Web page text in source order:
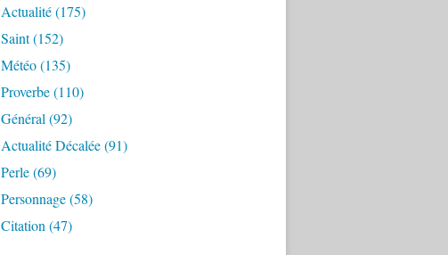
Actualité(175)
Saint(152)
Météo(135)
Proverbe(110)
Général (92)
Actualité Décalée(91)
Perle(69)
Personnage(58)
Citation (47)